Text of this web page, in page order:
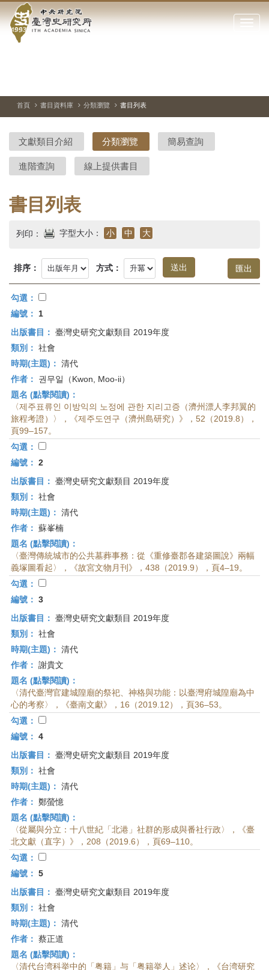
到中
央
院-
臺
灣
史
研
究
首
頁
點
閉
站
停、
圖
圖
結
首頁 書目資料庫 分類瀏覽 書目列表
文獻類目介紹 分類瀏覽 簡易查詢
進階查詢 線上提供書目
書目列表
列印： 字型大小： 小 中 大
排序： 方式：
勾選：
編號：
1
出版書目： 臺灣史研究文獻類目 2019年度
類別： 社會
時期(主題)： 清代
作者：
권무일（Kwon, Moo-ii）
題名 (點擊閱讀)：
〈제주표류인 이방익의 노정에 관한 지리고증（濟州漂人李邦翼的
旅程考證）〉，《제주도연구（濟州島研究）》，52（2019.8），
頁99–157。
勾選：
編號： 2
出版書目： 臺灣史研究文獻類目 2019年度
類別： 社會
時期(主題)： 清代
作者： 蘇峯楠
題名 (點擊閱讀)：
〈臺灣傳統城市的公共墓葬事務：從《重修臺郡各建築圖說》兩幅
義塚圖看起〉，《故宮文物月刊》，438（2019.9），頁4–19。
勾選：
編號： 3
出版書目： 臺灣史研究文獻類目 2019年度
類別： 社會
時期(主題)： 清代
作者： 謝貴文
題名 (點擊閱讀)：
〈清代臺灣官建城隍廟的祭祀、神格與功能：以臺灣府城隍廟為中
心的考察〉，《臺南文獻》，16（2019.12），頁36–53。
勾選：
編號： 4
出版書目： 臺灣史研究文獻類目 2019年度
類別： 社會
時期(主題)： 清代
作者： 鄭螢憶
題名 (點擊閱讀)：
〈從屬與分立：十八世紀「北港」社群的形成與番社行政〉，《臺
北文獻（直字）》，208（2019.6），頁69–110。
勾選：
編號： 5
出版書目： 臺灣史研究文獻類目 2019年度
類別： 社會
時期(主題)： 清代
作者： 蔡正道
題名 (點擊閱讀)：
〈清代台湾科举中的「粤籍」与「粤籍举人」述论〉，《台湾研究